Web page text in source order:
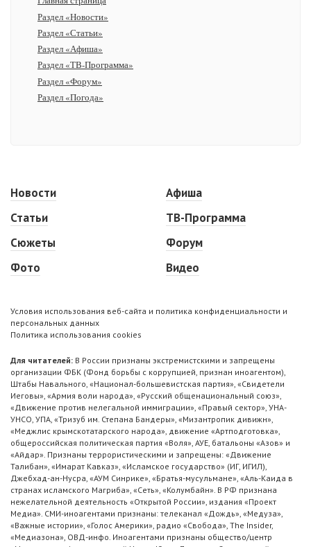
Раздел «Новости»
Раздел «Статьи»
Раздел «Афиша»
Раздел «ТВ-Программа»
Раздел «Форум»
Раздел «Погода»
Новости
Статьи
Сюжеты
Фото
Афиша
ТВ-Программа
Форум
Видео
Условия использования веб-сайта и политика конфиденциальности и
персональных данных
Политика использования cookies
Для читателей: В России признаны экстремистскими и запрещены
организации ФБК (Фонд борьбы с коррупцией, признан иноагентом),
Штабы Навального, «Национал-большевистская партия», «Свидетели
Иеговы», «Армия воли народа», «Русский общенациональный союз»,
«Движение против нелегальной иммиграции», «Правый сектор», УНА-
УНСО, УПА, «Тризуб им. Степана Бандеры», «Мизантропик дивижн»,
«Меджлис крымскотатарского народа», движение «Артподготовка»,
общероссийская политическая партия «Воля», АУЕ, батальоны «Азов» и
«Айдар». Признаны террористическими и запрещены: «Движение
Талибан», «Имарат Кавказ», «Исламское государство» (ИГ, ИГИЛ),
Джебхад-ан-Нусра, «АУМ Синрике», «Братья-мусульмане», «Аль-Каида в
странах исламского Магриба», «Сеть», «Колумбайн». В РФ признана
нежелательной деятельность «Открытой России», издания «Проект
Медиа». СМИ-иноагентами признаны: телеканал «Дождь», «Медуза»,
«Важные истории», «Голос Америки», радио «Свобода», The Insider,
«Медиазона», ОВД-инфо. Иноагентами признаны общество/центр